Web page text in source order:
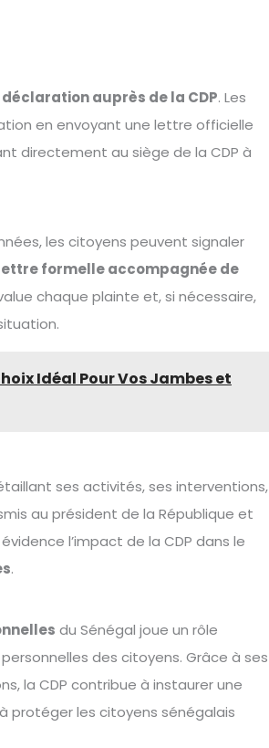
déclaration auprès de la CDP. Les
en envoyant une lettre officielle
directement au siège de la CDP à
les citoyens peuvent signaler
formelle accompagnée de
chaque plainte et, si nécessaire,
Idéal Pour Vos Jambes et
ses activités, ses interventions,
au président de la République et
l’impact de la CDP dans le
.
du Sénégal joue un rôle
des citoyens. Grâce à ses
la CDP contribue à instaurer une
protéger les citoyens sénégalais